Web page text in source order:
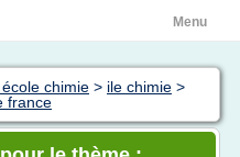
Menu
chimie > ile chimie >
france